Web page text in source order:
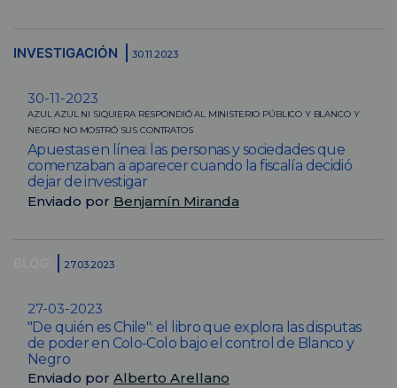
INVESTIGACIÓN 30.11.2023
30-11-2023
AZUL AZUL NI SIQUIERA RESPONDIÓ AL MINISTERIO PÚBLICO Y BLANCO Y
NEGRO NO MOSTRÓ SUS CONTRATOS
Apuestas en línea: las personas y sociedades que
comenzaban a aparecer cuando la fiscalía decidió
dejar de investigar
Enviado por Benjamín Miranda
27.03.2023
27-03-2023
"De quién es Chile": el libro que explora las disputas
de poder en Colo-Colo bajo el control de Blanco y
Negro
Enviado por Alberto Arellano